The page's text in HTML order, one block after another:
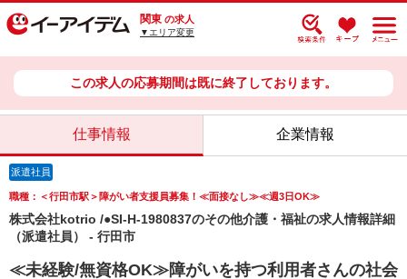
関東 の求人
▼エリア変更
この求人の応募期間は既に終了しております。
仕事情報 企業情報
派遣社員
職種：＜行田市駅＞障がい者支援員募集！≪面接なし≫≪週3日OK≫
株式会社kotrio /●SI-H-1980837のその他介護・福祉の求人情報詳細
（派遣社員） - 行田市
≪未経験/無資格OK≫障がいを持つ利用者さんの社会